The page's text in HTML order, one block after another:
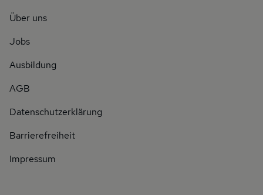
Über uns
Jobs
Ausbildung
AGB
Datenschutzerklärung
Barrierefreiheit
Impressum